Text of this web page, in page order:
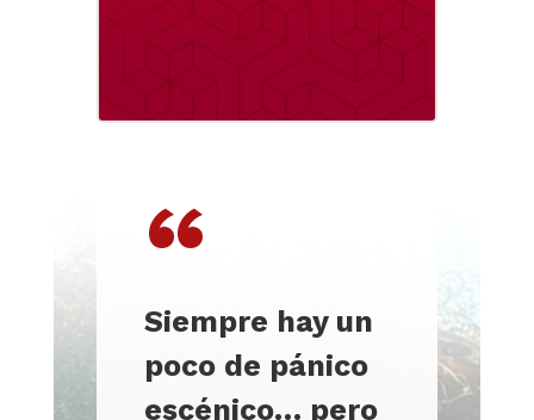
“
Siempre hay un
poco de pánico
escénico… pero